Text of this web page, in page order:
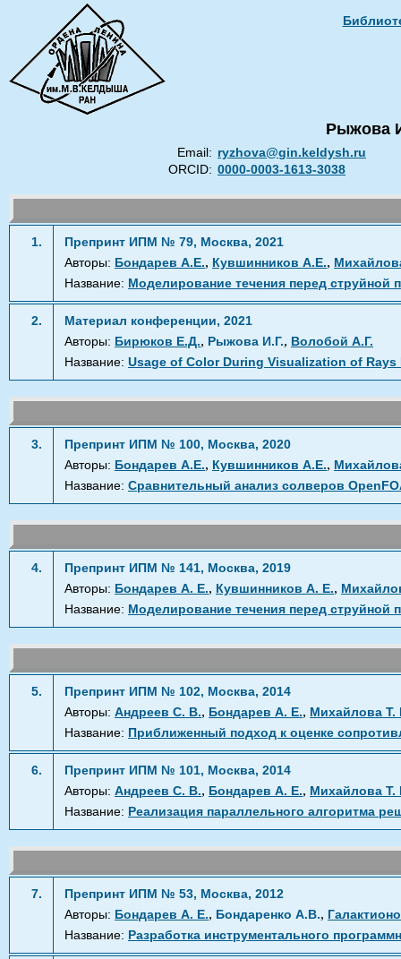
Рыжова
Email: ryzhova@gin.keldysh.ru
ORCID: 0000-0003-1613-3038
1.
Препринт ИПМ № 79, Москва, 2021
Авторы: Бондарев А.Е., Кувшинников А.Е.,
Название: Моделирование течения перед струйной
2.
Материал конференции, 2021
Авторы: Бирюков Е.Д., Рыжова И.Г., Волобой А.Г.
Название: Usage of Color During Visualization of
3.
Препринт ИПМ № 100, Москва, 2020
Авторы: Бондарев А.Е., Кувшинников А.Е.,
Название: Сравнительный анализ солверов
4.
Препринт ИПМ № 141, Москва, 2019
Авторы: Бондарев А. Е., Кувшинников А. Е.,
Название: Моделирование течения перед струйной
5.
Препринт ИПМ № 102, Москва, 2014
Авторы: Андреев С. В., Бондарев А. Е., Михайлова Т.
Название: Приближенный подход к оценке
6.
Препринт ИПМ № 101, Москва, 2014
Авторы: Андреев С. В., Бондарев А. Е., Михайлова Т.
Название: Реализация параллельного алгоритма
7.
Препринт ИПМ № 53, Москва, 2012
Авторы: Бондарев А. Е., Бондаренко А.В.,
Название: Разработка инструментального